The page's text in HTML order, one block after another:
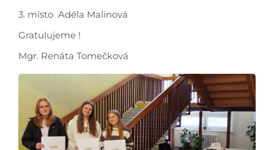
Aktuálně
Škola
Studium
Projekty
Foto
3. místo Adéla Malinová
Gratulujeme !
Mgr. Renáta Tomečková